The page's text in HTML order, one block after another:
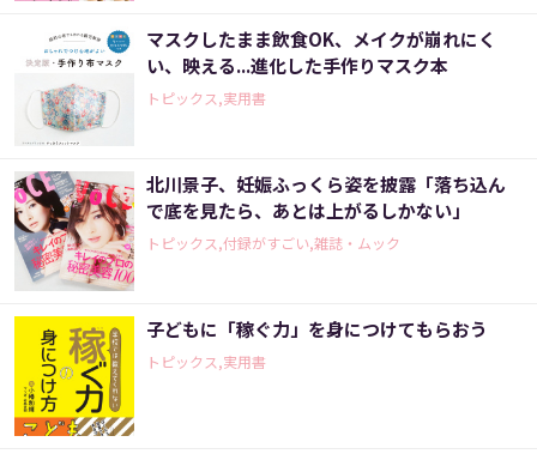
マスクしたまま飲食OK、メイクが崩れにく
い、映える...進化した手作りマスク本
トピックス,実用書
北川景子、妊娠ふっくら姿を披露「落ち込ん
で底を見たら、あとは上がるしかない」
トピックス,付録がすごい,雑誌・ムック
子どもに「稼ぐ力」を身につけてもらおう
トピックス,実用書